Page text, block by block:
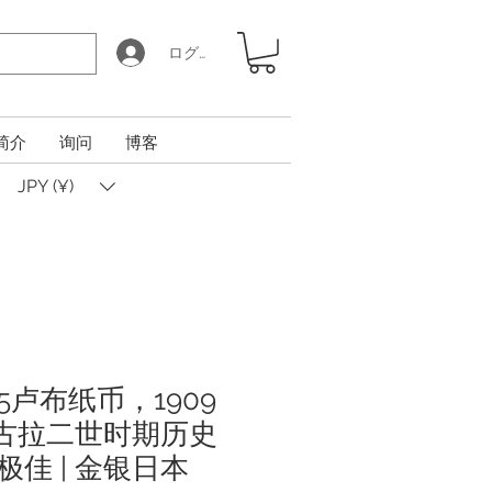
ログイン
介 询问 博客
JPY (¥)
卢布纸币，1909
拉二世时期历史
佳 | 金银日本